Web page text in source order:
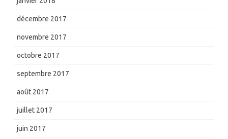
décembre 2017
novembre 2017
octobre 2017
septembre 2017
août 2017
juillet 2017
juin 2017